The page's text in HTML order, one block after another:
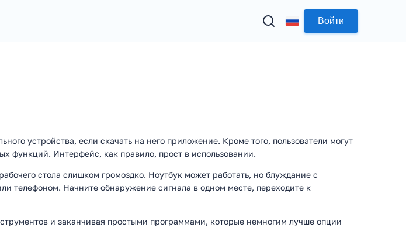
Войти
устройства, если скачать на него приложение. Кроме того, пользователи могут
функций. Интерфейс, как правило, прост в использовании.
стола слишком громоздко. Ноутбук может работать, но блуждание с
телефоном. Начните обнаружение сигнала в одном месте, переходите к
и заканчивая простыми программами, которые немногим лучше опции